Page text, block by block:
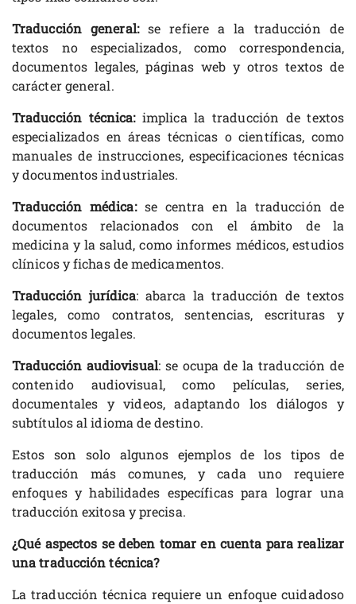
Traducción general:se refiere a la traducción de
textos no especializados, como correspondencia,
documentos legales, páginas web y otros textos de
carácter general.
Traducción técnica:implica la traducción de textos
especializados en áreas técnicas o científicas, como
manuales de instrucciones, especificaciones técnicas
y documentos industriales.
Traducción médica:se centra en la traducción de
documentos relacionados con el ámbito de la
medicina y la salud, como informes médicos, estudios
clínicos y fichas de medicamentos.
Traducción jurídica: abarca la traducción de textos
legales, como contratos, sentencias, escrituras y
documentos legales.
Traducción audiovisual: se ocupa de la traducción de
contenido audiovisual, como películas, series,
documentales y videos, adaptando los diálogos y
subtítulos al idioma de destino.
Estos son solo algunos ejemplos de los tipos de
traducción más comunes, y cada uno requiere
enfoques y habilidades específicas para lograr una
traducción exitosa y precisa.
¿Qué aspectos se deben tomar en cuenta para realizar
una traducción técnica?
La traducción técnica requiere un enfoque cuidadoso